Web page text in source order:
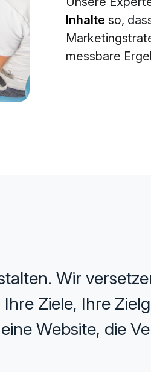
Inhalte so,
messbare
Wir
Ziele, Ihre
Website, die